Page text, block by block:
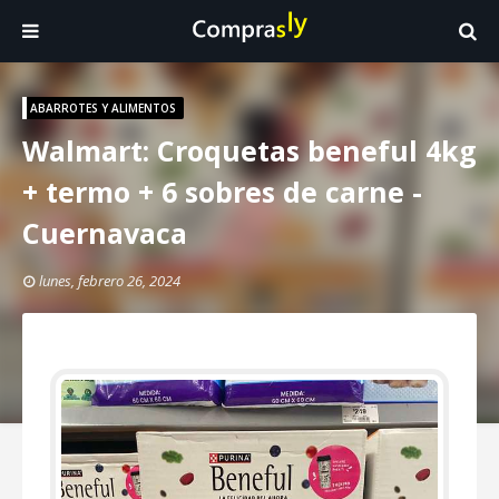
ABARROTES Y ALIMENTOS
Walmart: Croquetas beneful 4kg
+ termo + 6 sobres de carne -
Cuernavaca
lunes, febrero 26, 2024